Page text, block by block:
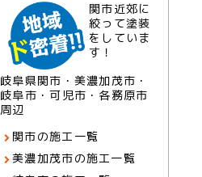
関市近郊に
絞って塗装
をしていま
す！
岐阜県関市・美濃加茂市・
岐阜市・可児市・各務原市
周辺
関市の施工一覧
美濃加茂市の施工一覧